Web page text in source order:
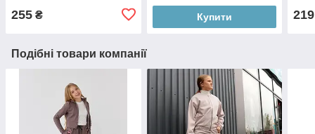
255 ₴ Купити 219
Подібні товари компанії